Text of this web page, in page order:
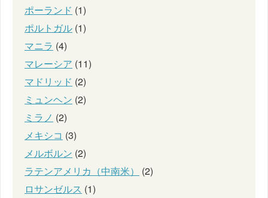
ポーランド (1)
ポルトガル (1)
マニラ (4)
マレーシア (11)
マドリッド (2)
ミュンヘン (2)
ミラノ (2)
メキシコ (3)
メルボルン (2)
ラテンアメリカ（中南米）
(2)
ロサンゼルス (1)